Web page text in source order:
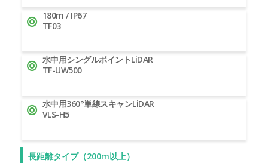
180m / IP67
TF03
水中用シングルポイントLiDAR
TF-UW500
水中用360°単線スキャンLiDAR
VLS-H5
長距離タイプ（200m以上）